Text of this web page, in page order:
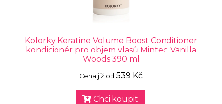
Kolorky Keratine Volume Boost Conditioner
kondicionér pro objem vlasů Minted Vanilla
Woods 390 ml
Cena již od 539 Kč
Chci koupit